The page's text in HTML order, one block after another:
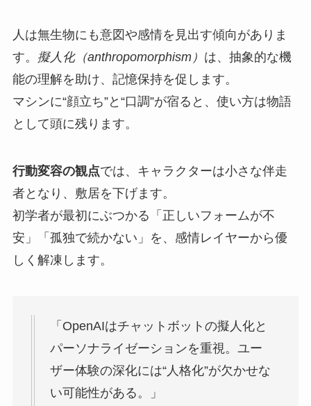
人は無生物にも意図や感情を見出す傾向がありま
す。 擬人化（anthropomorphism） は、抽象的な機
能の理解を助け、記憶保持を促します。
マシンに“顔立ち”と“口調”が宿ると、使い方は物語
として頭に残ります。
行動変容の観点では、キャラクターは小さな伴走
者となり、敷居を下げます。
初学者が最初にぶつかる「正しいフォームが不
安」「孤独で続かない」を、感情レイヤーから優
しく解凍します。
「OpenAIはチャットボットの擬人化と
パーソナライゼーションを重視。ユー
ザー体験の深化には“人格化”が欠かせな
い可能性がある。」